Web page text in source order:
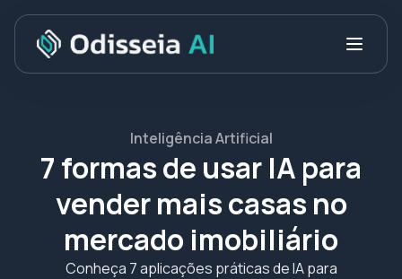
Inteligência Artificial
7 formas de usar IA para
vender mais casas no
mercado imobiliário
Conheça 7 aplicações práticas de IA para